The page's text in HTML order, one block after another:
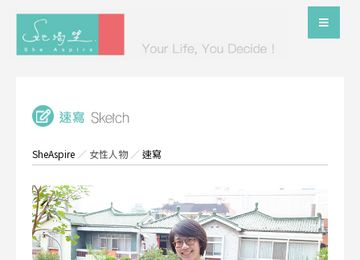
SheAspire ／ 女性人物／速寫